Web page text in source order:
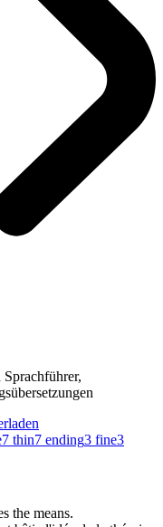
7 thin7 ending3 fine3
the means.